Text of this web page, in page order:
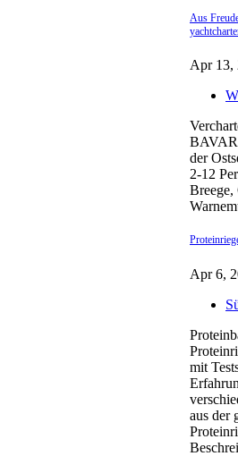
Aus
Apr 13,
der
2-12
Breege,
Apr 6,
mit
aus der